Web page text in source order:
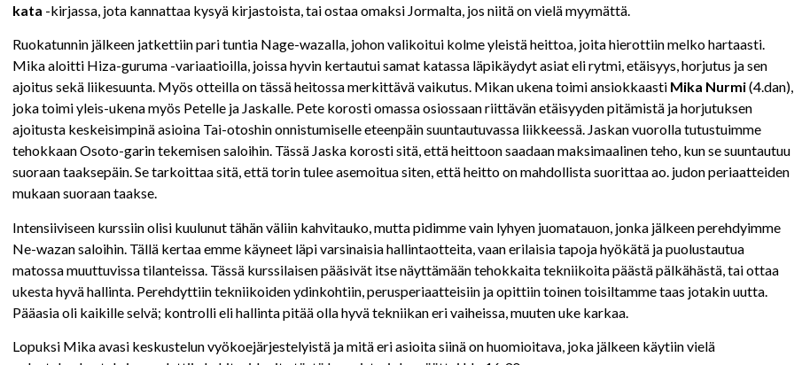
kata -kirjassa, jota kannattaa kysyä kirjastoista, tai ostaa omaksi Jormalta, jos niitä on vielä myymättä.
Ruokatunnin jälkeen jatkettiin pari tuntia Nage-wazalla, johon valikoitui kolme yleistä heittoa, joita hierottiin melko hartaasti.
Mika aloitti Hiza-guruma -variaatioilla, joissa hyvin kertautui samat katassa läpikäydyt asiat eli rytmi, etäisyys, horjutus ja sen
ajoitus sekä liikesuunta. Myös otteilla on tässä heitossa merkittävä vaikutus. Mikan ukena toimi ansiokkaasti Mika Nurmi(4.dan),
joka toimi yleis-ukena myös Petelle ja Jaskalle. Pete korosti omassa osiossaan riittävän etäisyyden pitämistä ja horjutuksen
ajoitusta keskeisimpinä asioina Tai-otoshin onnistumiselle eteenpäin suuntautuvassa liikkeessä. Jaskan vuorolla tutustuimme
tehokkaan Osoto-garin tekemisen saloihin. Tässä Jaska korosti sitä, että heittoon saadaan maksimaalinen teho, kun se suuntautuu
suoraan taaksepäin. Se tarkoittaa sitä, että torin tulee asemoitua siten, että heitto on mahdollista suorittaa ao. judon periaatteiden
mukaan suoraan taakse.
Intensiiviseen kurssiin olisi kuulunut tähän väliin kahvitauko, mutta pidimme vain lyhyen juomatauon, jonka jälkeen perehdyimme
Ne-wazan saloihin. Tällä kertaa emme käyneet läpi varsinaisia hallintaotteita, vaan erilaisia tapoja hyökätä ja puolustautua
matossa muuttuvissa tilanteissa. Tässä kurssilaisen pääsivät itse näyttämään tehokkaita tekniikoita päästä pälkähästä, tai ottaa
ukesta hyvä hallinta. Perehdyttiin tekniikoiden ydinkohtiin, perusperiaatteisiin ja opittiin toinen toisiltamme taas jotakin uutta.
Pääasia oli kaikille selvä; kontrolli eli hallinta pitää olla hyvä tekniikan eri vaiheissa, muuten uke karkaa.
Lopuksi Mika avasi keskustelun vyökoejärjestelyistä ja mitä eri asioita siinä on huomioitava, joka jälkeen käytiin vielä